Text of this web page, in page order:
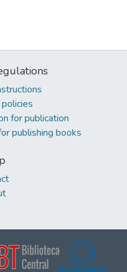
for publication
publishing books